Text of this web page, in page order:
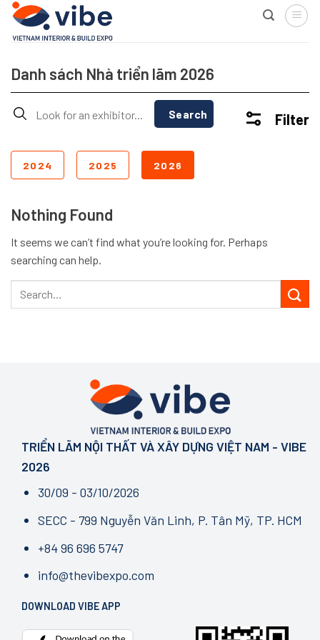
Skip
content
Danh sách Nhà triển lãm 2026
Search Filter
2024 2025 2026
Nothing Found
It seems we can’t find what you’re looking for. Perhaps
searching can help.
TRIỂN LÃM NỘI THẤT VÀ XÂY DỰNG VIỆT NAM - VIBE
2026
30/09 - 03/10/2026
SECC - 799 Nguyễn Văn Linh, P. Tân Mỹ, TP. HCM
+84 96 696 5747
info@thevibexpo.com
DOWNLOAD VIBE APP